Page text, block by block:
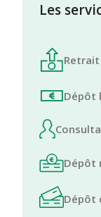
Les
Dépôt
Dépôt
Dépôt